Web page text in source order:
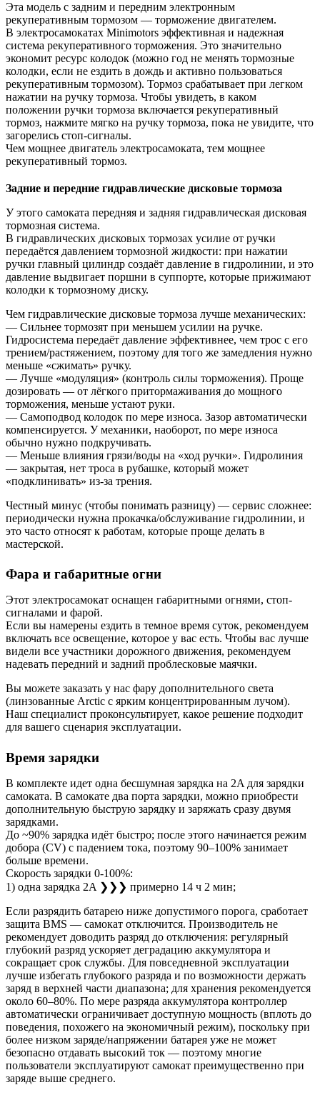
Эта модель с задним и передним электронным
рекуперативным тормозом — торможение двигателем.
В электросамокатах Minimotors эффективная и надежная
система рекуперативного торможения. Это значительно
экономит ресурс колодок (можно год не менять тормозные
колодки, если не ездить в дождь и активно пользоваться
рекуперативным тормозом). Тормоз срабатывает при легком
нажатии на ручку тормоза. Чтобы увидеть, в каком
положении ручки тормоза включается рекуперативный
тормоз, нажмите мягко на ручку тормоза, пока не увидите, что
загорелись стоп-сигналы.
Чем мощнее двигатель электросамоката, тем мощнее
рекуперативный тормоз.
Задние и передние гидравлические дисковые тормоза
У этого самоката передняя и задняя гидравлическая дисковая
тормозная система.
В гидравлических дисковых тормозах усилие от ручки
передаётся давлением тормозной жидкости: при нажатии
ручки главный цилиндр создаёт давление в гидролинии, и это
давление выдвигает поршни в суппорте, которые прижимают
колодки к тормозному диску.
Чем гидравлические дисковые тормоза лучше механических:
— Сильнее тормозят при меньшем усилии на ручке.
Гидросистема передаёт давление эффективнее, чем трос с его
трением/растяжением, поэтому для того же замедления нужно
меньше «сжимать» ручку.
— Лучше «модуляция» (контроль силы торможения). Проще
дозировать — от лёгкого притормаживания до мощного
торможения, меньше устают руки.
— Самоподвод колодок по мере износа. Зазор автоматически
компенсируется. У механики, наоборот, по мере износа
обычно нужно подкручивать.
— Меньше влияния грязи/воды на «ход ручки». Гидролиния
— закрытая, нет троса в рубашке, который может
«подклинивать» из-за трения.
Честный минус (чтобы понимать разницу) — сервис сложнее:
периодически нужна прокачка/обслуживание гидролинии, и
это часто относят к работам, которые проще делать в
мастерской.
Фара и габаритные огни
Этот электросамокат оснащен габаритными огнями, стоп-
сигналами и фарой.
Если вы намерены ездить в темное время суток, рекомендуем
включать все освещение, которое у вас есть. Чтобы вас лучше
видели все участники дорожного движения, рекомендуем
надевать передний и задний проблесковые маячки.
Вы можете заказать у нас фару дополнительного света
(линзованные Arctic с ярким концентрированным лучом).
Наш специалист проконсультирует, какое решение подходит
для вашего сценария эксплуатации.
Время зарядки
В комплекте идет одна бесшумная зарядка на 2A для зарядки
самоката. В самокате два порта зарядки, можно приобрести
дополнительную быструю зарядку и заряжать сразу двумя
зарядками.
До ~90% зарядка идёт быстро; после этого начинается режим
добора (CV) с падением тока, поэтому 90–100% занимает
больше времени.
Скорость зарядки 0-100%:
1) одна зарядка 2A ❯❯❯ примерно 14 ч 2 мин;
Если разрядить батарею ниже допустимого порога, сработает
защита BMS — самокат отключится. Производитель не
рекомендует доводить разряд до отключения: регулярный
глубокий разряд ускоряет деградацию аккумулятора и
сокращает срок службы. Для повседневной эксплуатации
лучше избегать глубокого разряда и по возможности держать
заряд в верхней части диапазона; для хранения рекомендуется
около 60–80%. По мере разряда аккумулятора контроллер
автоматически ограничивает доступную мощность (вплоть до
поведения, похожего на экономичный режим), поскольку при
более низком заряде/напряжении батарея уже не может
безопасно отдавать высокий ток — поэтому многие
пользователи эксплуатируют самокат преимущественно при
заряде выше среднего.